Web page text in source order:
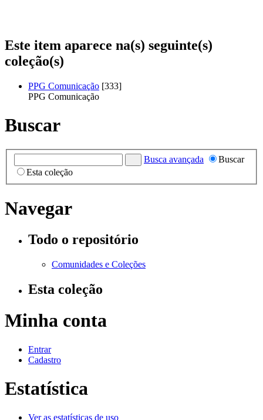
Este item aparece na(s) seguinte(s)
coleção(s)
PPG Comunicação [333]
PPG Comunicação
Buscar
Busca avançada
Buscar
Esta coleção
Navegar
Todo o repositório
Comunidades e Coleções
Esta coleção
Minha conta
Entrar
Cadastro
Estatística
Ver as estatísticas de uso